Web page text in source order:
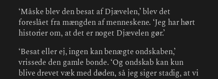
‘Måske blev den besat af Djævelen,’ blev det
foreslået fra mængden af menneskene. ‘Jeg har hørt
historier om, at det er noget Djævelen gør.’
‘Besat eller ej, ingen kan benægte ondskaben,’
vrissede den gamle bonde. ‘Og ondskab kan kun
blive drevet væk med døden, så jeg siger stadig, at vi